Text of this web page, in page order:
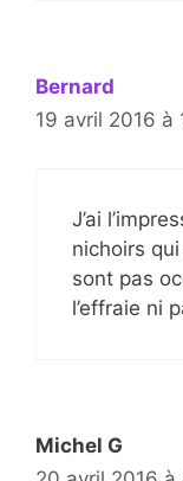
Bernard
19 avril 2016 à
J’ai
nichoirs
sont pas
l’effraie ni
Michel G